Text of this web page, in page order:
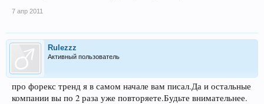
7 апр 2011
Rulezzz
Активный пользователь
про форекс тренд я в самом начале вам писал.Да и остальные
компании вы по 2 раза уже повторяете.Будьте внимательнее.